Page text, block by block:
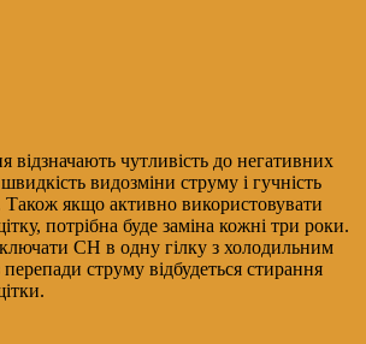
відзначають чутливість до негативних
видозміни струму і гучність
Також якщо активно використовувати
потрібна буде заміна кожні три роки.
СН в одну гілку з холодильним
струму відбудеться стирання